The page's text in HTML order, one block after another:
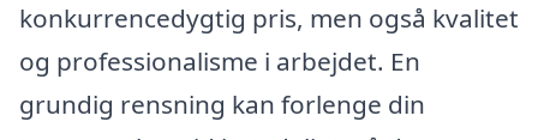
konkurrencedygtig pris, men også kvalitet
og professionalisme i arbejdet. En
grundig rensning kan forlenge din